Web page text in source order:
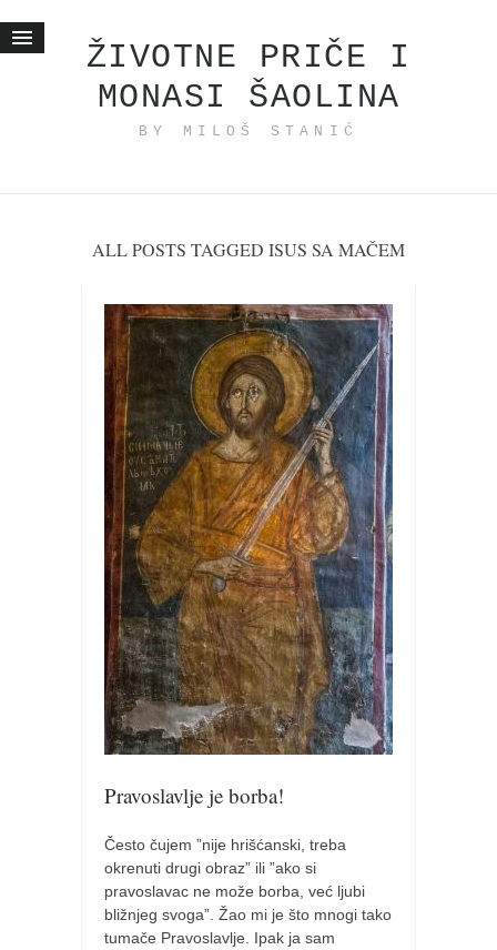
ŽIVOTNE PRIČE I
MONASI ŠAOLINA
BY MILOŠ STANIĆ
Životne priče
ishranom do zdravlja
momenti i mesta
bonus sadržaj
Svetlopis
zakonopravilo
duhovni otac
pravoslavlje
zabranjena istorija
ćirilica
porodične priče
umesto tvitera
kalendar srpski
azbuki i knjige
Okinava karate
najnovije na blogu
moje beleške
istorija karatea
bubishi
ALL POSTS TAGGED ISUS SA MAČEM
Pravoslavlje je borba!
Često čujem ”nije hrišćanski, treba
okrenuti drugi obraz” ili ”ako si
pravoslavac ne može borba, već ljubi
bližnjeg svoga”. Žao mi je što mnogi tako
tumače Pravoslavlje. Ipak ja sam